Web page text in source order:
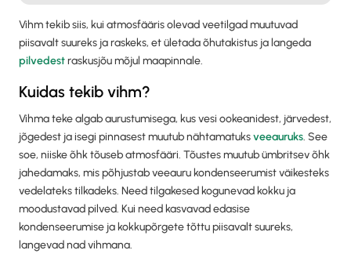
Vihm tekib siis, kui atmosfääris olevad veetilgad muutuvad
piisavalt suureks ja raskeks, et ületada õhutakistus ja langeda
pilvedestraskusjõu mõjul maapinnale.
Kuidas tekib vihm?
Vihma teke algab aurustumisega, kus vesi ookeanidest, järvedest,
jõgedest ja isegi pinnasest muutub nähtamatuksveeauruks. See
soe, niiske õhk tõuseb atmosfääri. Tõustes muutub ümbritsev õhk
jahedamaks, mis põhjustab veeauru kondenseerumist väikesteks
vedelateks tilkadeks. Need tilgakesed kogunevad kokku ja
moodustavad pilved. Kui need kasvavad edasise
kondenseerumise ja kokkupõrgete tõttu piisavalt suureks,
langevad nad vihmana.